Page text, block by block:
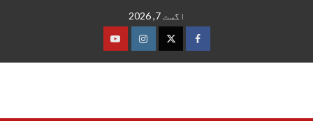
اگست 7, 2026
فیس
ٹوئٹرانسٹاگرام
یوٹیوب